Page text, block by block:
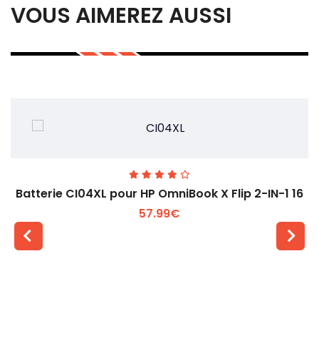
VOUS AIMEREZ AUSSI
Batterie CI04XL pour HP OmniBook X Flip 2-IN-1 16
57.99€